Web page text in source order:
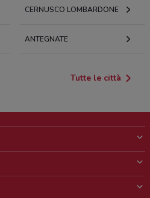
CERNUSCO LOMBARDONE
ANTEGNATE
Tutte le città